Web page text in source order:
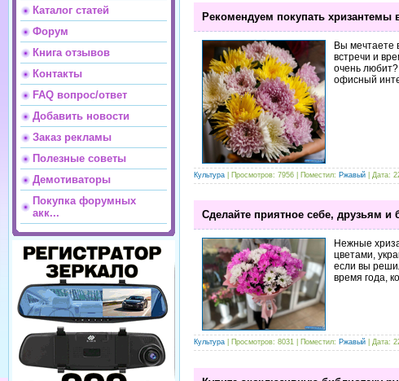
Каталог статей
Форум
Книга отзывов
Контакты
FAQ вопрос/ответ
Добавить новости
Заказ рекламы
Полезные советы
Демотиваторы
Покупка форумных
акк...
Рекомендуем покупать хризантемы
Вы мечтаете
встречи и
очень
офисный
Культура | Просмотров: 7956 | Поместил: Ржавый | Дата:
Сделайте приятное себе, друзьям и
Нежные
цветами,
если вы
время года,
Культура | Просмотров: 8031 | Поместил: Ржавый | Дата: